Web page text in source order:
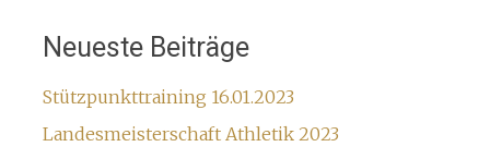
Neueste Beiträge
Stützpunkttraining 16.01.2023
Landesmeisterschaft Athletik 2023